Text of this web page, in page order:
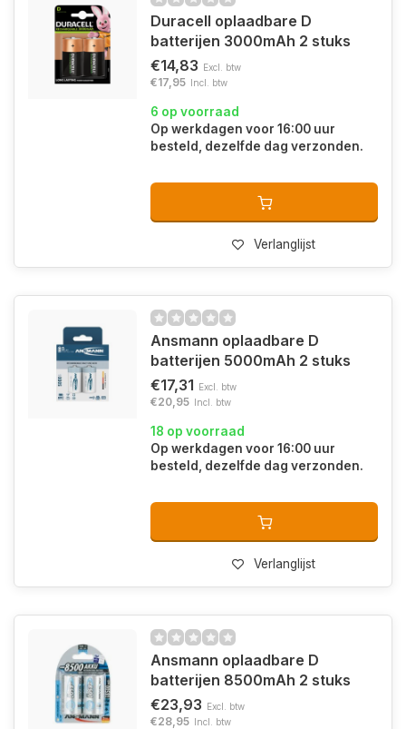
Duracell oplaadbare D
batterijen 3000mAh 2 stuks
€14,83 Excl. btw
€17,95 Incl. btw
6 op voorraad
Op werkdagen voor 16:00 uur
besteld, dezelfde dag verzonden.
Verlanglijst
Ansmann oplaadbare D
batterijen 5000mAh 2 stuks
€17,31 Excl. btw
€20,95 Incl. btw
18 op voorraad
Op werkdagen voor 16:00 uur
besteld, dezelfde dag verzonden.
Verlanglijst
Ansmann oplaadbare D
batterijen 8500mAh 2 stuks
€23,93 Excl. btw
€28,95 Incl. btw